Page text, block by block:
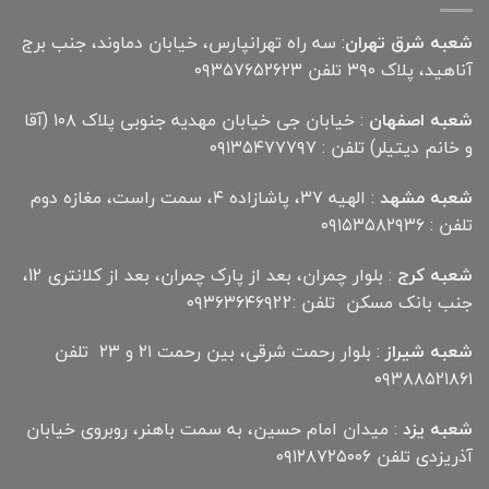
شعبه شرق تهران: سه راه تهرانپارس، خیابان دماوند، جنب برج
آناهید، پلاک ۳۹۰ تلفن ۰۹۳۵۷۶۵۲۶۲۳
شعبه اصفهان
: خیابان جی خیابان مهدیه جنوبی پلاک ۱۰۸ (آقا
و خانم دیتیلر) تلفن : ۰۹۱۳۵۴۷۷۷۹۷
شعبه مشهد
: الهیه ۳۷، پاشازاده ۴، سمت راست، مغازه دوم
تلفن : ۰۹۱۵۳۵۸۲۹۳۶
شعبه کرج
: بلوار چمران، بعد از پارک چمران، بعد از کلانتری 12،
جنب بانک مسکن تلفن :۰۹۳۶۳۶۴۶۹22
شعبه شیراز
: بلوار رحمت شرقی، بین رحمت ۲۱ و ۲۳ تلفن
۰۹۳۸۸۵۲۱۸۶۱
شعبه یزد : میدان امام حسین، به سمت باهنر، روبروی خیابان
آذریزدی تلفن ۰۹۱۲۸۷۲۵۰۰۶